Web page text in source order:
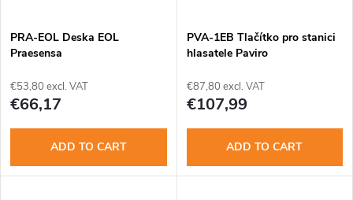
t
s
PRA-EOL Deska EOL
Praesensa
€53,80 excl. VAT
€66,17
ADD TO CART
PVA-1EB Tlačítko pro stanici
hlasatele Paviro
€87,80 excl. VAT
€107,99
ADD TO CART